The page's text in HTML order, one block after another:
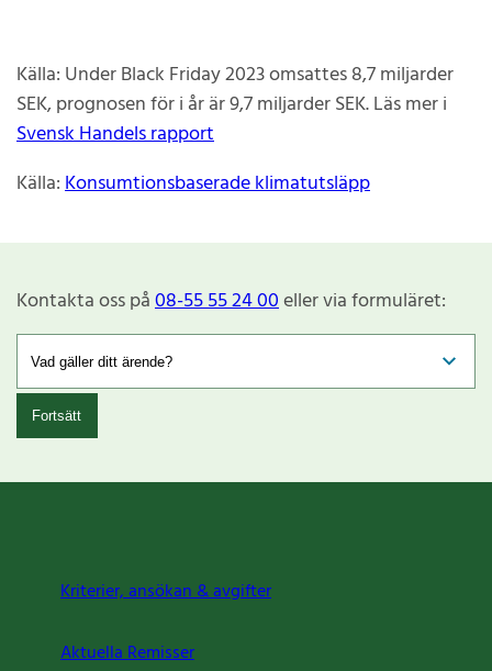
Källa: Under Black Friday 2023 omsattes 8,7 miljarder
SEK, prognosen för i år är 9,7 miljarder SEK. Läs mer i
Svensk Handels rapport
Källa:Konsumtionsbaserade klimatutsläpp
Kontakta oss på08-55 55 24 00eller via formuläret:
Fortsätt
Kriterier, ansökan & avgifter
Aktuella Remisser